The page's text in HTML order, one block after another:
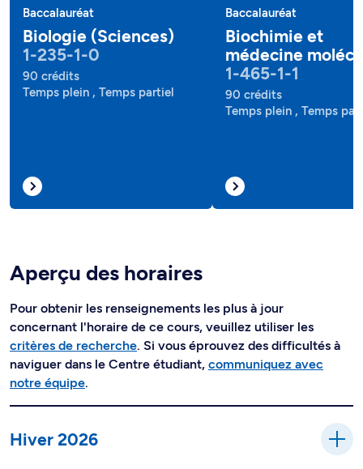
Baccalauréat
Biologie (Sciences)
1-235-1-0
90 crédits
Temps plein , Temps partiel
Baccalauréat
Biochimie et
médecine
1-465-1-1
90 crédits
Temps plein , Temps
Aperçu des horaires
Pour obtenir les renseignements les plus à jour
concernant l'horaire de ce cours, veuillez utiliser les
critères de recherche. Si vous éprouvez des difficultés à
naviguer dans le Centre étudiant, communiquez avec
notre équipe.
Hiver 2026